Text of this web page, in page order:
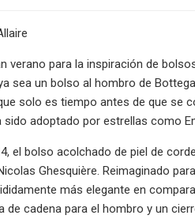
verano para la inspiración de
sea un bolso al hombro de
solo es tiempo antes de que se
sido adoptado por estrellas como
el bolso acolchado de piel de
Ghesquière. Reimaginado
más elegante en
de cadena para el hombro y un